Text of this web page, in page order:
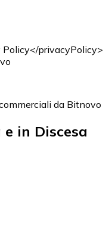
privacyPolicy>
da Bitnovo
in Discesa